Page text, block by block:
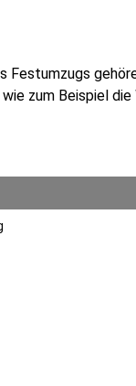
Festumzugs
zum Beispiel